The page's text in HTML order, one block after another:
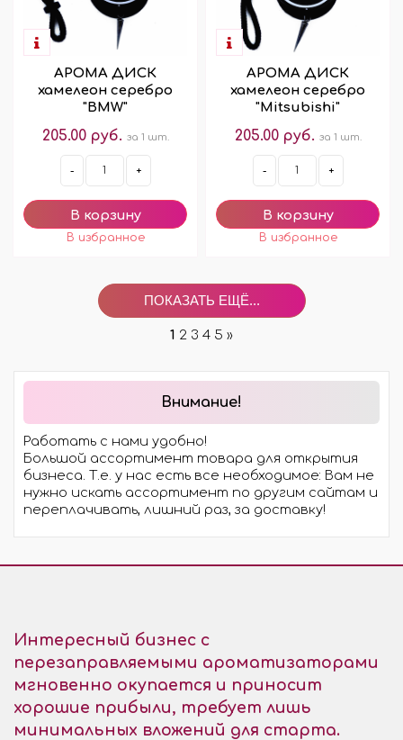
АРОМА ДИСК
хамелеон серебро
"BMW"
205.00 руб. за 1 шт.
- +
АРОМА ДИСК
хамелеон серебро
"Mitsubishi"
205.00 руб. за 1 шт.
- +
ПОКАЗАТЬ ЕЩЁ...
1 2 3 4 5 »
Внимание!
Работать с нами удобно!
Большой ассортимент товара для открытия
бизнеса. Т.е. у нас есть все необходимое: Вам не
нужно искать ассортимент по другим сайтам и
переплачивать, лишний раз, за доставку!
Интересный бизнес с
перезаправляемыми ароматизаторами
мгновенно окупается и приносит
хорошие прибыли, требует лишь
минимальных вложений для старта.